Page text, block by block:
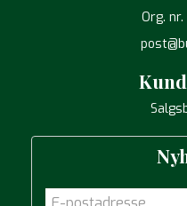
Org.